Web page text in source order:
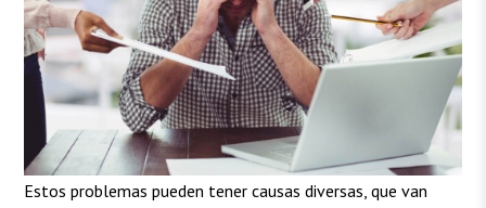
Estos problemas pueden tener causas diversas, que van